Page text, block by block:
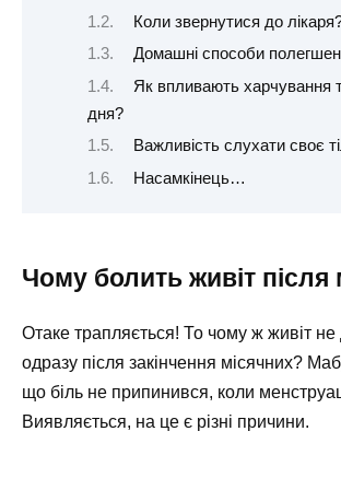
Коли звернутися до
Домашні способи
Як впливають харчування
дня?
Важливість слухати своє
Насамкінець…
Чому болить живіт після
Отаке трапляється! То чому ж живіт
одразу після закінчення місячних?
що біль не припинився, коли
Виявляється, на це є різні причини.